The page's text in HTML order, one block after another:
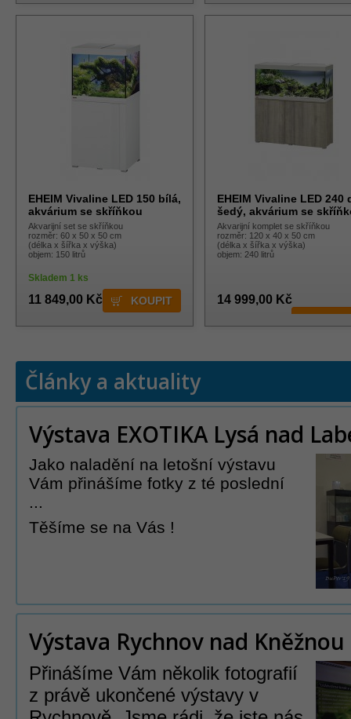
EHEIM Vivaline LED 150 bílá,
akvárium se skříňkou
Akvarijní set se skříňkou
rozměr: 60 x 50 x 50 cm
(délka x šířka x výška)
objem: 150 litrů
Skladem 1 ks
11 849,00 Kč
EHEIM Vivaline LED 240
šedý, akvárium se
Akvarijní komplet se skříňkou
rozměr: 120 x 40 x 50 cm
(délka x šířka x výška)
objem: 240 litrů
14 999,00 Kč
Články a aktuality
Výstava EXOTIKA Lysá nad
Jako naladění na letošní výstavu
Vám přinášíme fotky z té poslední
...
Těšíme se na Vás !
Výstava Rychnov nad Kněžnou
Přinášíme Vám několik fotografií
z právě ukončené výstavy v